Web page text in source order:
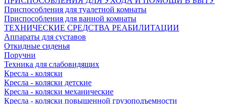
Приспособления для туалетной комнаты
Приспособления для ванной комнаты
ТЕХНИЧЕСКИЕ СРЕДСТВА РЕАБИЛИТАЦИИ
Аппараты для суставов
Откидные сиденья
Поручни
Техника для слабовидящих
Кресла - коляски
Кресла - коляски детские
Кресла - коляски механические
Кресла - коляски повышенной грузоподъемности